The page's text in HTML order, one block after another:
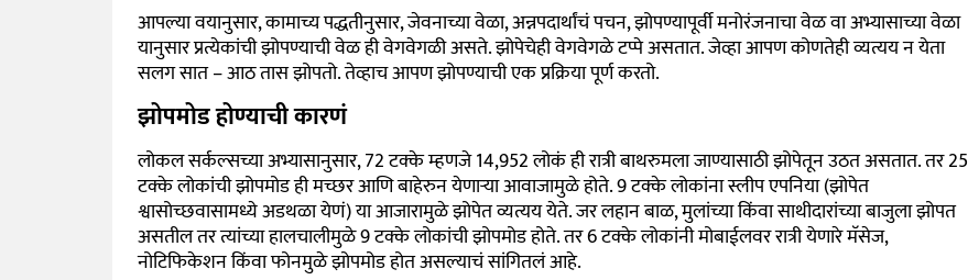
आपल्या वयानुसार, कामाच्य पद्धतीनुसार, जेवनाच्या वेळा, अन्नपदार्थांचं पचन, झोपण्यापूर्वी मनोरंजनाचा वेळ वा अभ्यासाच्या वेळा
यानुसार प्रत्येकांची झोपण्याची वेळ ही वेगवेगळी असते. झोपेचेही वेगवेगळे टप्पे असतात. जेव्हा आपण कोणतेही व्यत्यय न येता
सलग सात – आठ तास झोपतो. तेव्हाच आपण झोपण्याची एक प्रक्रिया पूर्ण करतो.
झोपमोड होण्याची कारणं
लोकल सर्कल्सच्या अभ्यासानुसार, 72 टक्के म्हणजे 14,952 लोकं ही रात्री बाथरुमला जाण्यासाठी झोपेतून उठत असतात. तर 25
टक्के लोकांची झोपमोड ही मच्छर आणि बाहेरुन येणाऱ्या आवाजामुळे होते. 9 टक्के लोकांना स्लीप एपनिया (झोपेत
श्वासोच्छवासामध्ये अडथळा येणं) या आजारामुळे झोपेत व्यत्यय येते. जर लहान बाळ, मुलांच्या किंवा साथीदारांच्या बाजुला झोपत
असतील तर त्यांच्या हालचालीमुळे 9 टक्के लोकांची झोपमोड होते. तर 6 टक्के लोकांनी मोबाईलवर रात्री येणारे मॅसेज,
नोटिफिकेशन किंवा फोनमुळे झोपमोड होत असल्याचं सांगितलं आहे.